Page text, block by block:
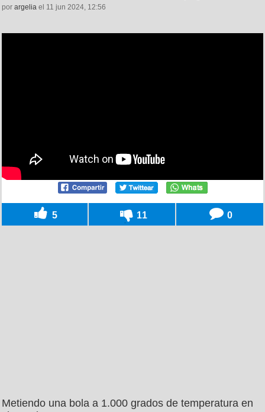
por argelia el 11 jun 2024, 12:56
5 11 0
Metiendo una bola a 1.000 grados de temperatura en